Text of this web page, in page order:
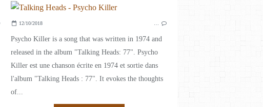
TALKING HEADS
12/10/2018 …
Psycho Killer is a song that was written in 1974 and
released in the album "Talking Heads: 77". Psycho
Killer est une chanson écrite en 1974 et sortie dans
l'album "Talking Heads : 77". It evokes the thoughts
of...